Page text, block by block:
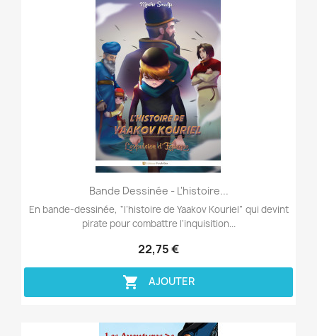
Aperçu rapide
Bande Dessinée - L'histoire...
En bande-dessinée, “l’histoire de Yaakov Kouriel” qui devint
pirate pour combattre l'inquisition...
22,75 €
 AJOUTER